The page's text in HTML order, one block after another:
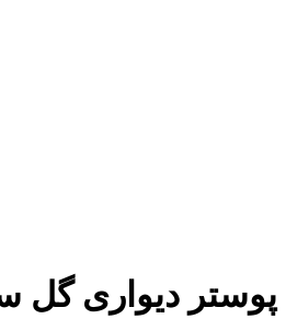
پوستر دیواری گل